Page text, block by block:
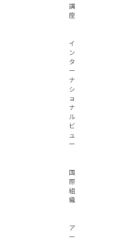
講
座
イ
ン
タ
ー
ナ
シ
ョ
ナ
ル
ビ
ュ
ー
国
際
組
織
ア
ー